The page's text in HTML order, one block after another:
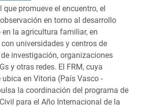
que promueve el encuentro, el
en torno al desarrollo
en la agricultura familiar, en
universidades y centros de
investigación, organizaciones
y otras redes. El FRM, cuya
ubica en Vitoria (País Vasco -
la coordinación del programa de
para el Año Internacional de la